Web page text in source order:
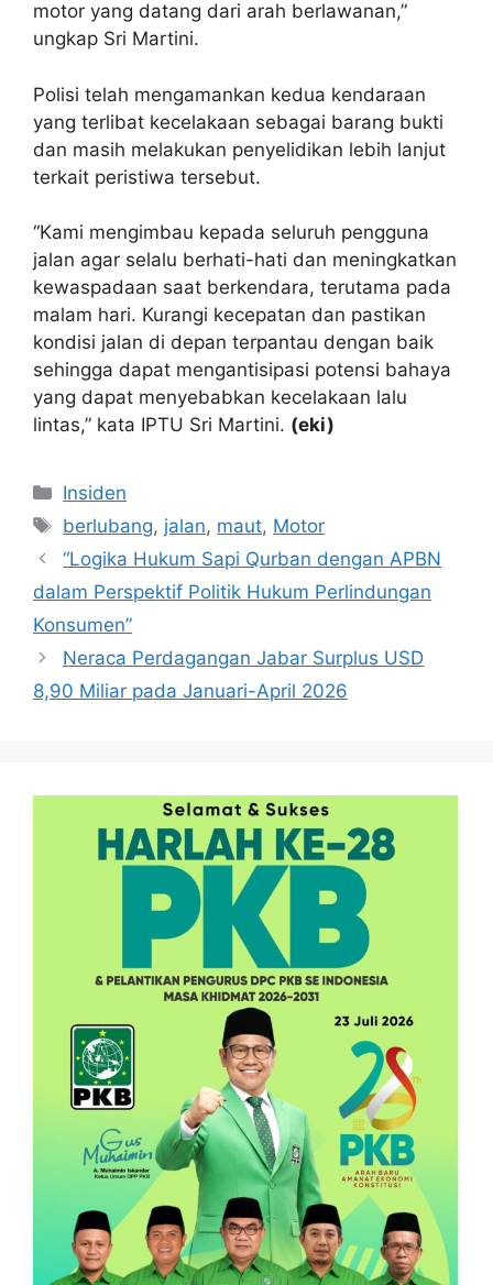
motor yang datang dari arah berlawanan,”
ungkap Sri Martini.
Polisi telah mengamankan kedua kendaraan
yang terlibat kecelakaan sebagai barang bukti
dan masih melakukan penyelidikan lebih lanjut
terkait peristiwa tersebut.
“Kami mengimbau kepada seluruh pengguna
jalan agar selalu berhati-hati dan meningkatkan
kewaspadaan saat berkendara, terutama pada
malam hari. Kurangi kecepatan dan pastikan
kondisi jalan di depan terpantau dengan baik
sehingga dapat mengantisipasi potensi bahaya
yang dapat menyebabkan kecelakaan lalu
lintas,” kata IPTU Sri Martini. (eki)
Kategori
Insiden
Tag
berlubang, jalan, maut, Motor
“Logika Hukum Sapi Qurban dengan APBN
dalam Perspektif Politik Hukum Perlindungan
Konsumen”
Neraca Perdagangan Jabar Surplus USD
8,90 Miliar pada Januari-April 2026